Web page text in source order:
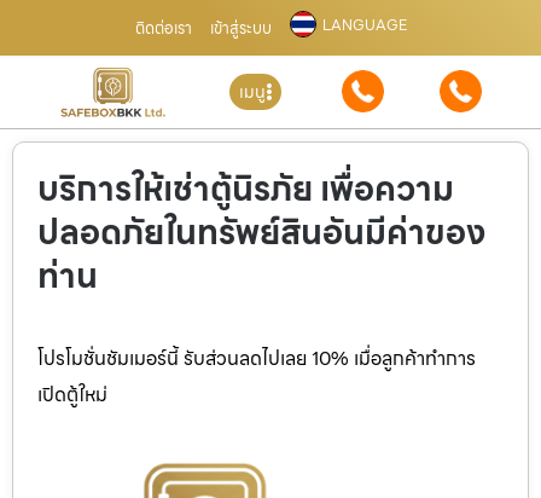
ติดต่อเรา เข้าสู่ระบบ LANGUAGE
เมนู
บริการให้เช่าตู้นิรภัย เพื่อความ
ปลอดภัยในทรัพย์สินอันมีค่าของ
ท่าน
โปรโมชั่นชัมเมอร์นี้ รับส่วนลดไปเลย 10% เมื่อลูกค้าทำการ
เปิดตู้ใหม่